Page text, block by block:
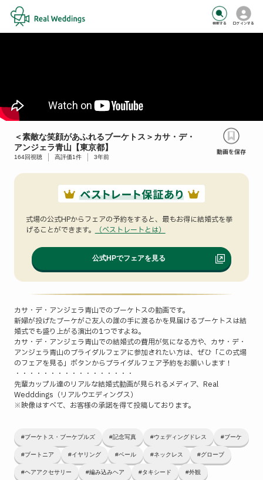
検索する ログインする
＜素敵な笑顔があふれるブーケトス＞カサ・デ・
アンジェラ青山【東京都】
164回視聴 高評価1件 3年前
式場の公式HPからフェアの予約をすると、 最もお得に結婚式を挙
げることができます。
（ベストレートとは）
公式HPでフェアを見る
カサ・デ・アンジェラ青山でのブーケトスの動画です。
新婦が投げたブーケがご友人の誰の手に渡るかを見届けるブーケトスは結
婚式でも盛り上がる演出の1つですよね。
カサ・デ・アンジェラ青山での結婚式の費用が気になる方や、カサ・デ・
アンジェラ青山のブライダルフェアに参加されたい方は、ぜひ「この式場
のフェアを見る」ボタンからブライダルフェア予約をお願いします！
・・・・・・・・・・・・・・・・・
先輩カップル達のリアルな結婚式動画が見られるメディア、Real
Wedddings（リアルウエディングス）
※映像はすべて、お客様の承諾を得て投稿しております。
#ブーケトス・ブーケプルズ #記念写真 #ウェディングドレス #ブーケ
#ブートニア #イヤリング #ベール #ネックレス #グローブ
#ヘアアクセサリー #編み込みヘア #タキシード #外観